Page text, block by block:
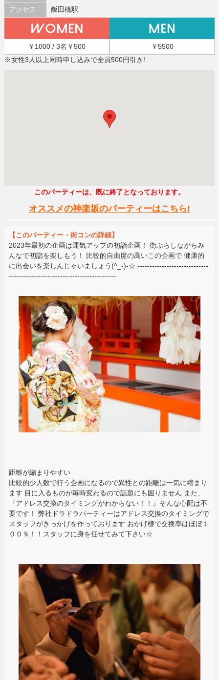
アクセス
飯田橋駅
￥1000 / 3名￥500
￥5500
※女性3人以上同時申し込みで全員500円引き!
このパーティーは、既に終了となっております。
オススメの神楽坂のパーティーはこちら!
【このパーティー・街コンの詳細】
2023年最初の企画は運気アップの初詣企画！ 街ぶらしながらみ
んなで初詣を楽しもう！ 比較的自由度の高いこの企画で 健康的
に出会いを楽しんじゃいましょう(^_-)-☆ -----------------------------
--------------------------------------------
距離が縮まりやすい
比較的少人数で行う企画になるので異性との距離は一気に縮まり
ます 目に入るものが毎時変わるので話題にも困りません また、
『アドレス交換のタイミングがわからない！！』そんな心配は不
要です！ 弊社ドラドラパーティーはアドレス交換のタイミングで
スタッフがきっかけを作っております おかげ様で交換率はほぼ１
００％！！スタッフに身を任せてみて下さい☆